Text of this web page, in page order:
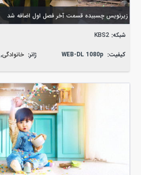
زیرنویس چسبیده قسمت آخر فصل اول اضافه شد
شبکه: KBS2
کیفیت: WEB-DL 1080p ژانر: خانوادگی,